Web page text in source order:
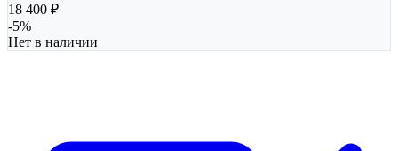
18 400 ₽
-5%
Нет в наличии